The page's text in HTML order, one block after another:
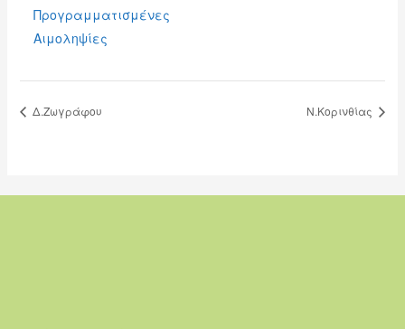
Προγραμματισμένες
Αιμοληψίες
Δ.Ζωγράφου Ν.Κορινθίας